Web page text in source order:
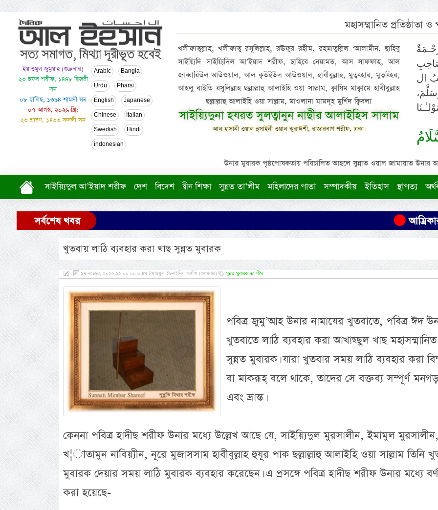
ইয়াওমুল জুমুয়াহ (শুক্রবার)
২৩ ছফর শরীফ, ১৪৪৮ হিজরী
সন
০৮ ছালিছ, ১৩৯৪ শামসী সন
০৭ আগস্ট, ২০২৬ খ্রি:
২৩ শ্রাবণ, ১৪৩৩ ফসলী সন
Arabic Bangla
Urdu Pharsi
English Japanese
Chinese Italian
Swedish Hindi
indonesian
মহাসম্মানিত প্রতিষ্ঠাতা
খলীফাতুল্লাহ, খলীফাতু রসূলিল্লাহ, রঊফুর রহীম, রহমাতুল্লিল ‘আলামীন, ছাহিবু
সাইয়্যিদি সাইয়্যিদিল আ’ইয়াদ শরীফ, ছাহিবে নেয়ামত, আস সাফফাহ, আল
জাব্বারিউল আউওয়াল, আল ক্বউইউল আউওয়াল, হাবীবুল্লাহ, মুত্বহ্হার, মুত্বহ্হির,
আহলু বাইতি রসূলিল্লাহ ছল্লাল্লাহু আলাইহি ওয়া সাল্লাম, ক্বায়িম মাক্বামে হাবীবুল্লাহ
ছল্লাল্লাহু আলাইহি ওয়া সাল্লাম, মাওলানা মামদূহ মুর্শিদ ক্বিবলা
সাইয়্যিদুনা হযরত সুলত্বানুন নাছীর আলাইহিস সালাম
আল হাসানী ওয়াল হুসাইনী ওয়াল কুরাঈশী, রাজারবাগ শরীফ, ঢাকা।
ال
উনার মুবারক পৃষ্ঠপোষকতায় পরিচালিত আহলে সুন্নাত ওয়াল জামায়াত উনার
সাইয়্যিদুল আ’ইয়াদ শরীফ দেশ বিদেশ দ্বীন শিক্ষা সুন্নত তা’লীম মহিলাদের পাতা সম্পাদকীয় ইতিহাস স্থাপত্য
সর্বশেষ খবর আম্রিকার
খুতবায় লাঠি ব্যবহার করা খাছ সুন্নত মুবারক
, ১৭ নভেম্বর, ২০২৫ ১২:০০:০০ এএম ইয়াওমুল ইছনাইনিল আযীম (সোমবার) সুন্নত মুবারক তা’লীম
পবিত্র জুমু’আহ উনার নামাযের খুতবাতে, পবিত্র ঈদ
খুতবাতে লাঠি ব্যবহার করা আখাছ্ছুল খাছ মহাসম্মানিত
সুন্নত মুবারক। যারা খুতবার সময় লাঠি ব্যবহার করা
বা মাকরূহ্ বলে থাকে, তাদের সে বক্তব্য সম্পূর্ণ
এবং ভ্রান্ত।
কেননা পবিত্র হাদীছ শরীফ উনার মধ্যে উল্লেখ আছে যে, সাইয়্যিদুল মুরসালীন, ইমামুল মুরসালীন,
খ¦াতামুন নাবিয়্যীন, নূরে মুজাসসাম হাবীবুল্লাহ হুযূর পাক ছল্লাল্লাহু আলাইহি ওয়া সাল্লাম তিনি
মুবারক দেয়ার সময় লাঠি মুবারক ব্যবহার করেছেন। এ প্রসঙ্গে পবিত্র হাদীছ শরীফ উনার মধ্যে
করা হয়েছে-